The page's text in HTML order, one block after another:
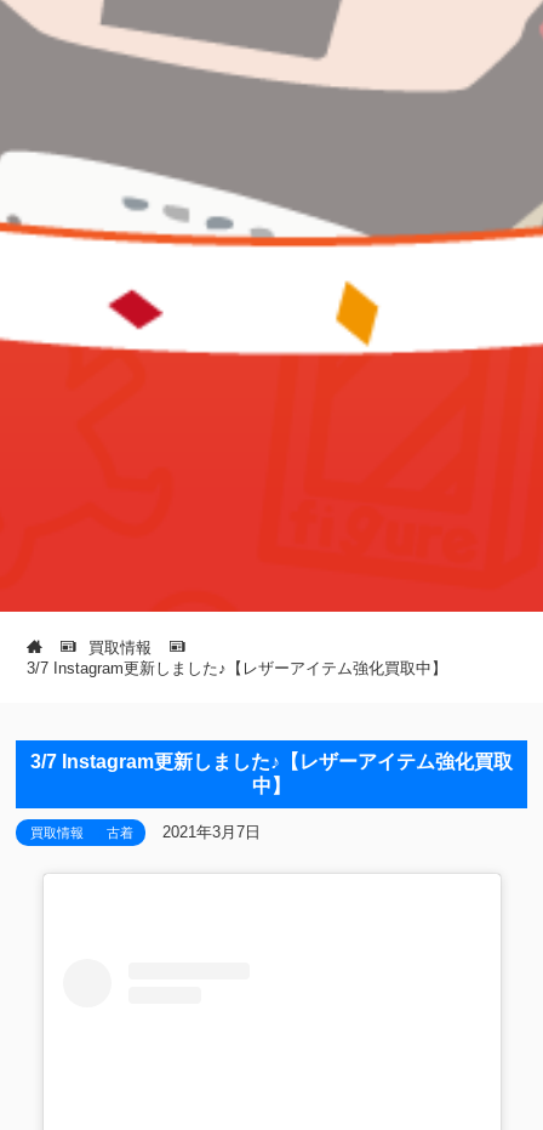
買取情報
3/7 Instagram更新しました♪【レザーアイテム強化買取中】
3/7 Instagram更新しました♪【レザーアイテム強化買取
中】
買取情報 古着 2021年3月7日